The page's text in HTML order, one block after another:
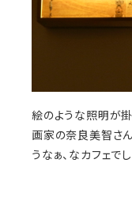
絵のような照明が
画家の奈良美智さ
うなぁ、なカフェでし